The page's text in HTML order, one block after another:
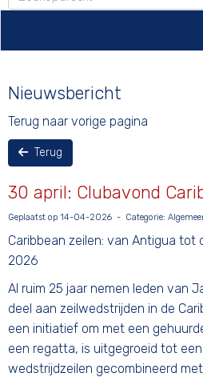
Nieuwsbericht
Terug naar vorige pagina
Terug
30 april: Clubavond
Geplaatst op 14-04-2026 - Categorie:
Caribbean zeilen: van Antigua tot
2026
Al ruim 25 jaar nemen leden van
deel aan zeilwedstrijden in de
een initiatief om met een
een regatta, is uitgegroeid tot
wedstrijdzeilen gecombineerd